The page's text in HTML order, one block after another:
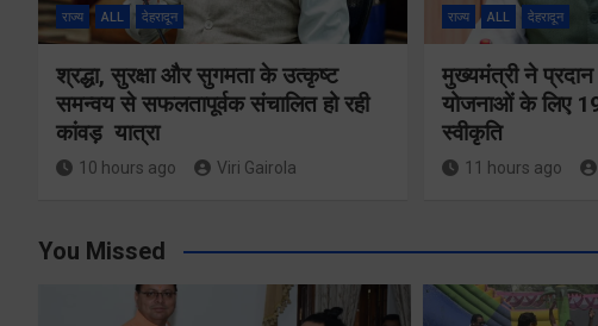
राज्य ALL देहरादून
श्रद्धा, सुरक्षा और सुगमता के उत्कृष्ट
समन्वय से सफलतापूर्वक संचालित हो रही
कांवड़ यात्रा
10 hours ago Viri Gairola
राज्य ALL देहरादून
मुख्यमंत्री ने प्रदान
योजनाओं के लिए
स्वीकृति
11 hours ago
You Missed